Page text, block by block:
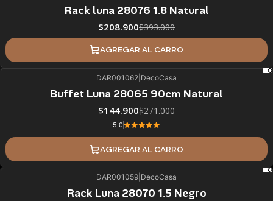
Rack luna 28076 1.8 Natural
$208.900$393.000
AGREGAR AL CARRO
DAR001062 DecoCasa
Buffet Luna 28065 90cm Natural
$144.900$271.000
5.0
AGREGAR AL CARRO
DAR001059 DecoCasa
Rack Luna 28070 1.5 Negro